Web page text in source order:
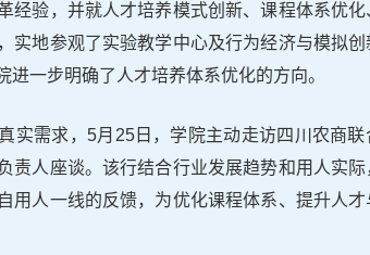
经验，并就人才培养模式创新、课程体系优
实地参观了实验教学中心及行为经济与模拟创
进一步明确了人才培养体系优化的方向。
实需求，5月25日，学院主动走访四川农商联
责人座谈。该行结合行业发展趋势和用人实
用人一线的反馈，为优化课程体系、提升人才